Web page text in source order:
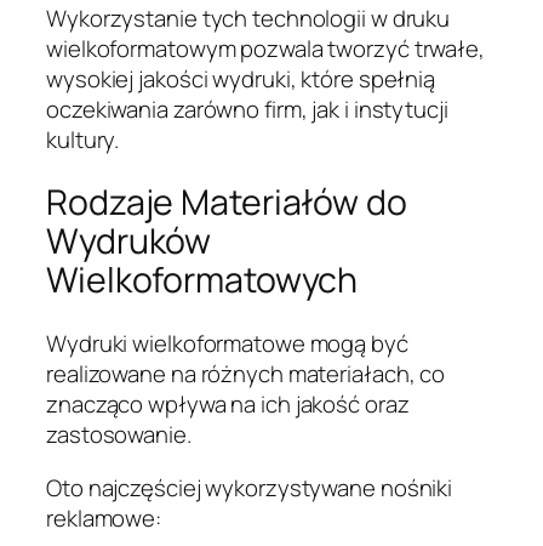
Wykorzystanie tych technologii w druku
wielkoformatowym pozwala tworzyć trwałe,
wysokiej jakości wydruki, które spełnią
oczekiwania zarówno firm, jak i instytucji
kultury.
Rodzaje Materiałów do
Wydruków
Wielkoformatowych
Wydruki wielkoformatowe mogą być
realizowane na różnych materiałach, co
znacząco wpływa na ich jakość oraz
zastosowanie.
Oto najczęściej wykorzystywane nośniki
reklamowe: